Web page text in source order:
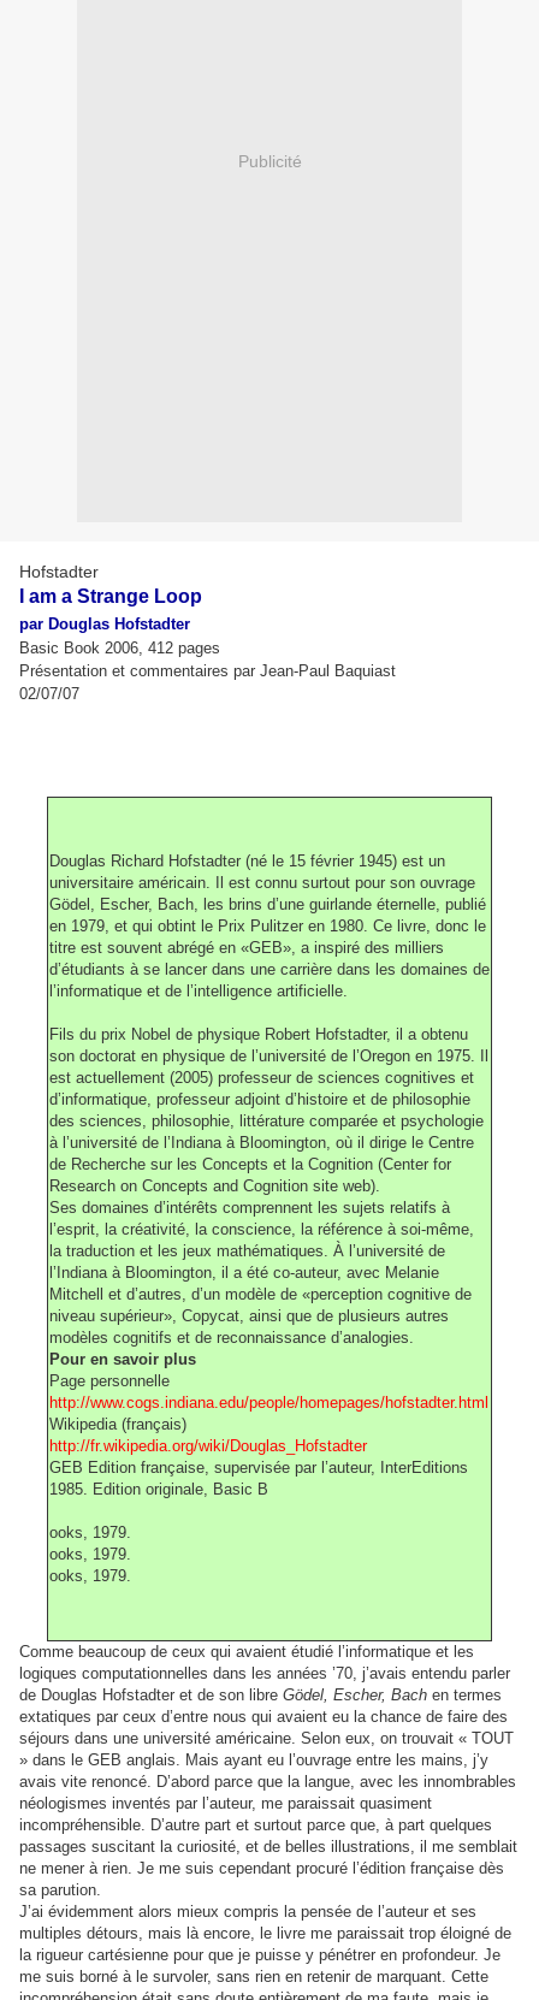
Publicité
Hofstadter
I am a Strange Loop
par Douglas Hofstadter
Basic Book 2006, 412 pages
Présentation et commentaires par Jean-Paul Baquiast
02/07/07
Douglas Richard Hofstadter (né le 15 février 1945) est un
universitaire américain. Il est connu surtout pour son ouvrage
Gödel, Escher, Bach, les brins d’une guirlande éternelle, publié
en 1979, et qui obtint le Prix Pulitzer en 1980. Ce livre, donc le
titre est souvent abrégé en «GEB», a inspiré des milliers
d’étudiants à se lancer dans une carrière dans les domaines de
l’informatique et de l’intelligence artificielle.
Fils du prix Nobel de physique Robert Hofstadter, il a obtenu
son doctorat en physique de l’université de l’Oregon en 1975. Il
est actuellement (2005) professeur de sciences cognitives et
d’informatique, professeur adjoint d’histoire et de philosophie
des sciences, philosophie, littérature comparée et psychologie
à l’université de l’Indiana à Bloomington, où il dirige le Centre
de Recherche sur les Concepts et la Cognition (Center for
Research on Concepts and Cognition site web).
Ses domaines d’intérêts comprennent les sujets relatifs à
l’esprit, la créativité, la conscience, la référence à soi-même,
la traduction et les jeux mathématiques. À l’université de
l’Indiana à Bloomington, il a été co-auteur, avec Melanie
Mitchell et d’autres, d’un modèle de «perception cognitive de
niveau supérieur», Copycat, ainsi que de plusieurs autres
modèles cognitifs et de reconnaissance d’analogies.
Pour en savoir plus
Page personnelle
http://www.cogs.indiana.edu/people/homepages/hofstadter.html
Wikipedia (français)
http://fr.wikipedia.org/wiki/Douglas_Hofstadter
GEB Edition française, supervisée par l’auteur, InterEditions
1985. Edition originale, Basic B
ooks, 1979.
ooks, 1979.
ooks, 1979.
Comme beaucoup de ceux qui avaient étudié l’informatique et les
logiques computationnelles dans les années ’70, j’avais entendu parler
de Douglas Hofstadter et de son libre Gödel, Escher, Bach en termes
extatiques par ceux d’entre nous qui avaient eu la chance de faire des
séjours dans une université américaine. Selon eux, on trouvait « TOUT
» dans le GEB anglais. Mais ayant eu l’ouvrage entre les mains, j’y
avais vite renoncé. D’abord parce que la langue, avec les innombrables
néologismes inventés par l’auteur, me paraissait quasiment
incompréhensible. D’autre part et surtout parce que, à part quelques
passages suscitant la curiosité, et de belles illustrations, il me semblait
ne mener à rien. Je me suis cependant procuré l’édition française dès
sa parution.
J’ai évidemment alors mieux compris la pensée de l’auteur et ses
multiples détours, mais là encore, le livre me paraissait trop éloigné de
la rigueur cartésienne pour que je puisse y pénétrer en profondeur. Je
me suis borné à le survoler, sans rien en retenir de marquant. Cette